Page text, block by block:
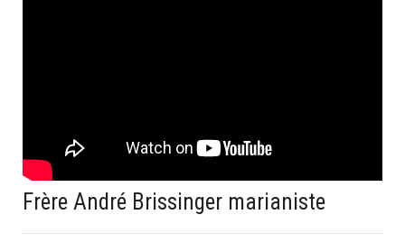
Frère André Brissinger marianiste